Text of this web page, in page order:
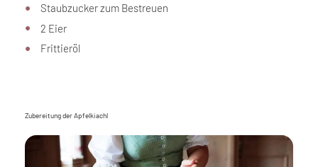
Staubzucker zum Bestreuen
2 Eier
Frittieröl
Zubereitung der Apfelkiachl